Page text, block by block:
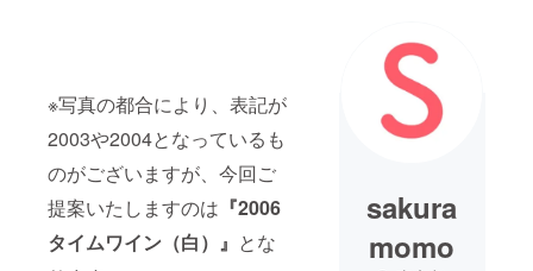
※写真の都合により、表記が
2003や2004となっているも
のがございますが、今回ご
提案いたしますのは 『2006
タイムワイン（白）』 とな
sakura
momo